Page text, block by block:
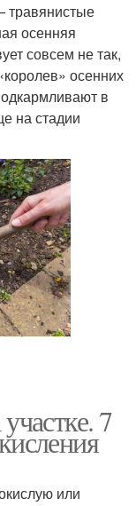
травянистые
осенняя
совсем не так,
осенних
в
на стадии
7
или